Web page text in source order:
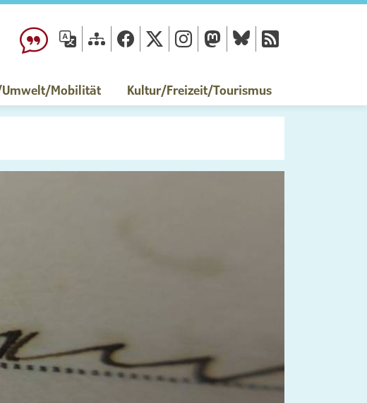
Umwelt/Mobilität Kultur/Freizeit/Tourismus